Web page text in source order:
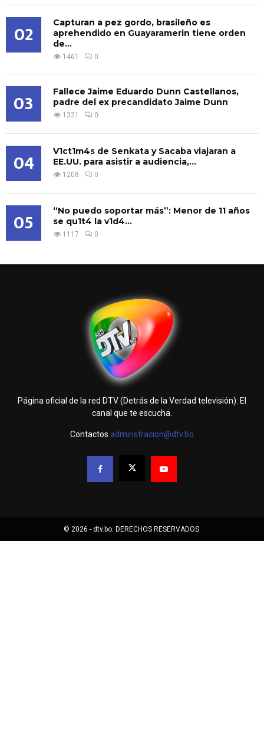
02
Capturan a pez gordo, brasileño es
aprehendido en Guayaramerin tiene orden
de...
1461 0
03
Fallece Jaime Eduardo Dunn Castellanos,
padre del ex precandidato Jaime Dunn
1321 0
04
V1ct1m4s de Senkata y Sacaba viajaran a
EE.UU. para asistir a audiencia,...
1208 0
05
“No puedo soportar más”: Menor de 11 años
se qu1t4 la v1d4...
1117 0
Página oficial de la red DTV (Detrás de la Verdad televisión). El
canal que te escucha.
Contactos adminstracion@dtv.bo
© 2026 - dtv.bo. DERECHOS RESERVADOS.